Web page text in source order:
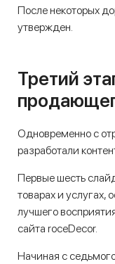
После некоторых
утвержден.
Третий
Одновременно с
разработали
Первые шесть
товарах и услугах,
лучшего
сайта roceDecor.
Начиная с